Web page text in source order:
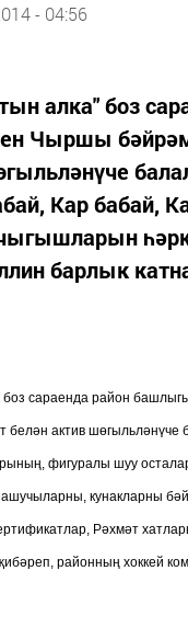
- 04:56
алка" боз
Чыршы
Кар бабай,
барлык
боз сараенда район
белән актив
фигуралы шуу
кунакларны
Рәхмәт
районның хоккей